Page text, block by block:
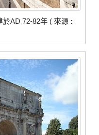
AD 72-82年 ( 來源 :